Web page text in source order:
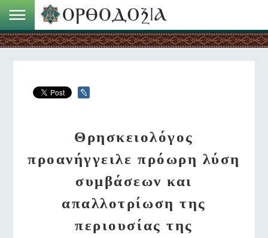
Θρησκειολόγος
προανήγγειλε πρόωρη λύση
συμβάσεων και
απαλλοτρίωση της
περιουσίας της